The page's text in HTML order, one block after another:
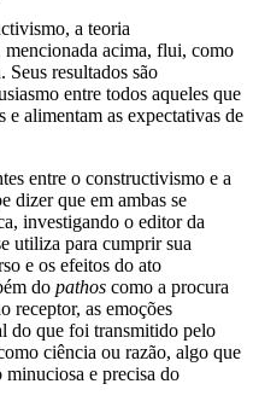
a teoria
acima, flui, como
Seus resultados são
entre todos aqueles que
e alimentam as expectativas de
entre o constructivismo e a
dizer que em ambas se
investigando o editor da
utiliza para cumprir sua
e os efeitos do ato
do pathos como a procura
receptor, as emoções
do que foi transmitido pelo
ciência ou razão, algo que
minuciosa e precisa do